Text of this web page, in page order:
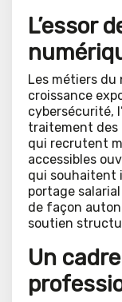
L’essor
Les métiers
croissance
cybersécurité,
traitement des
qui recrutent
accessibles
qui souhaitent
portage
de façon
soutien
Un